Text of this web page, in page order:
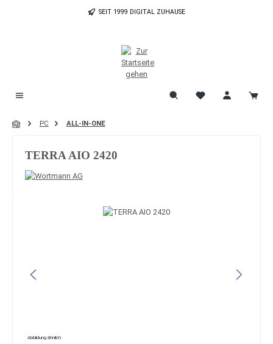
Zum Hauptinhalt springen SEIT 1999 DIGITAL ZUHAUSE
PC ALL-IN-ONE
TERRA AIO 2420
Bildergalerie überspringen
Abbildung ähnlich